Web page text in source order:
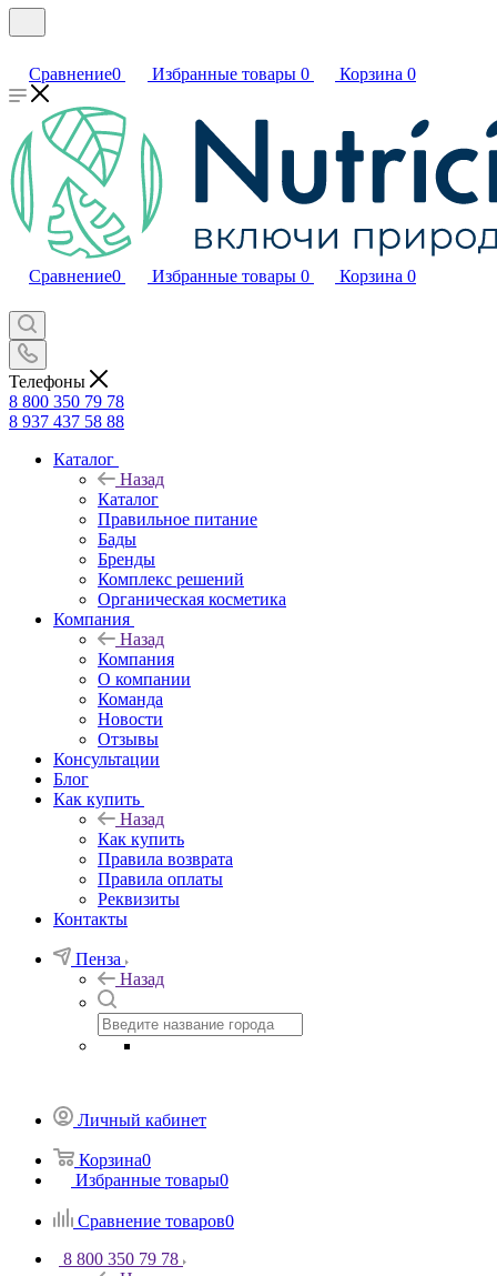
Сравнение0 Избранные товары 0 Корзина 0
Сравнение0 Избранные товары 0 Корзина 0
Телефоны
8 800 350 79 78
8 937 437 58 88
Каталог
Назад
Каталог
Правильное питание
Бады
Бренды
Комплекс решений
Органическая косметика
Компания
Назад
Компания
О компании
Команда
Новости
Отзывы
Консультации
Блог
Как купить
Назад
Как купить
Правила возврата
Правила оплаты
Реквизиты
Контакты
Пенза
Назад
Личный кабинет
Корзина0
Избранные товары0
Сравнение товаров0
8 800 350 79 78